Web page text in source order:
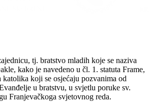
tj. bratstvo mladih koje se naziva
kako je navedeno u čl. 1. statuta Frame,
katolika koji se osjećaju pozvanima od
u bratstvu, u svjetlu poruke sv.
Franjevačkoga svjetovnog reda.